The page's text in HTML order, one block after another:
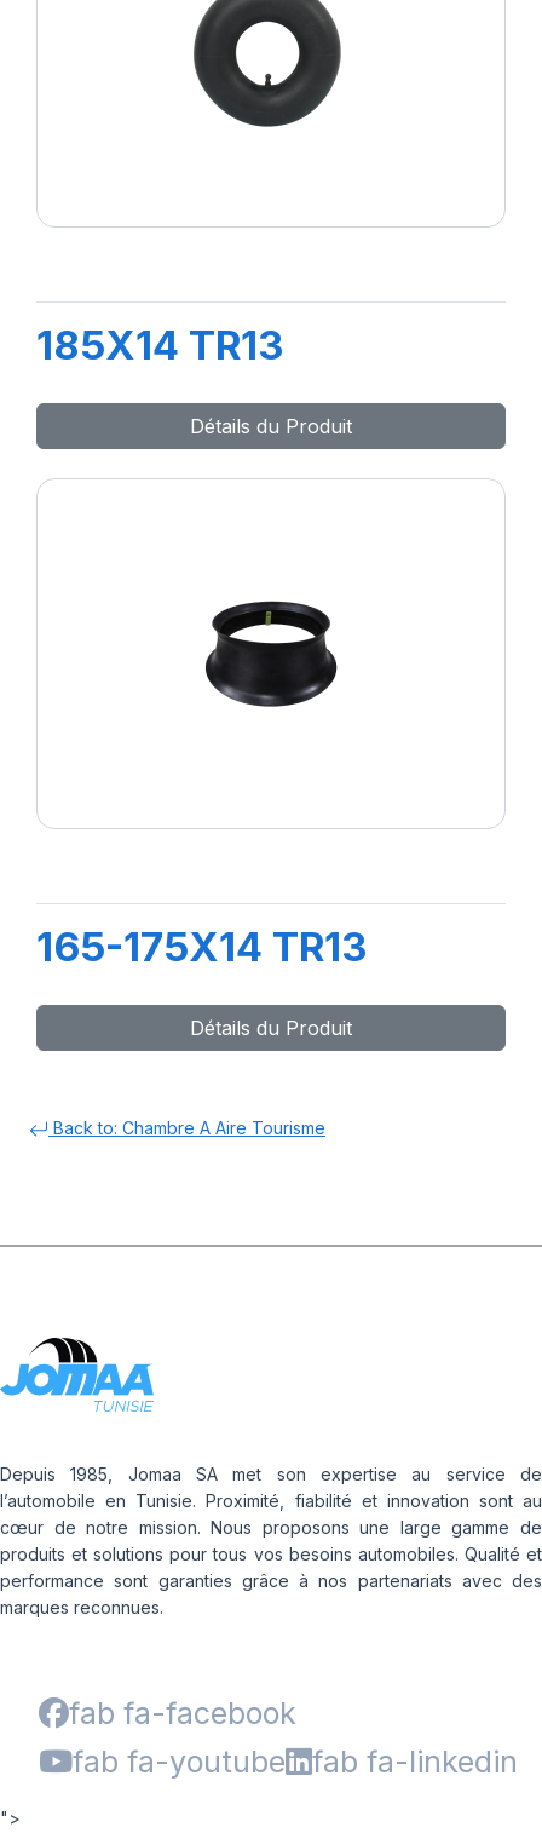
185X14 TR13
Détails du Produit
165-175X14 TR13
Détails du Produit
Back to: Chambre A Aire Tourisme
Depuis 1985, Jomaa SA met son expertise au service de
l’automobile en Tunisie. Proximité, fiabilité et innovation sont au
cœur de notre mission. Nous proposons une large gamme de
produits et solutions pour tous vos besoins automobiles. Qualité et
performance sont garanties grâce à nos partenariats avec des
marques reconnues.
fab fa-facebook
fab fa-youtube
fab fa-linkedin
">